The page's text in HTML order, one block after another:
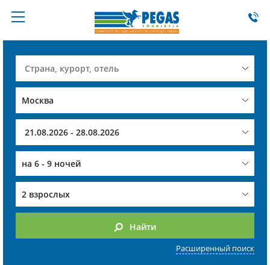
на 6 - 9 ночей
2 взрослых
Найти
Расширенный поиск